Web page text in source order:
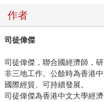
作者
司徒偉傑
司徒偉傑，聯合國經濟師，
非三地工作。公餘時為香港
國際經貿、可持續發展。
司徒偉傑為香港中文大學經